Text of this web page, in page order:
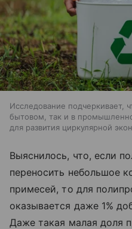
Исследование подчеркивает,
бытовом, так и в
для развития циркулярной
Выяснилось, что, если
переносить небольшое
примесей, то для
оказывается даже 1%
Даже такая малая доля